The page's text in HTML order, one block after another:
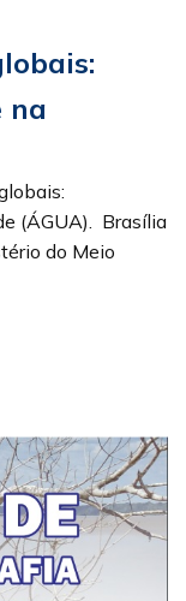
na
(ÁGUA). Brasília
do Meio